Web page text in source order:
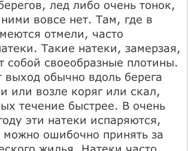
лед либо очень тонок,
вовсе нет. Там, где в
отмели, часто
Такие натеки, замерзая,
собой своеобразные плотины.
выход обычно вдоль берега
или возле коряг или скал,
течение быстрее. В очень
эти натеки испаряются,
можно ошибочно принять за